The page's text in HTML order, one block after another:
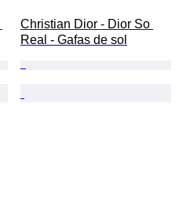
Christian Dior - Dior So
Real - Gafas de sol